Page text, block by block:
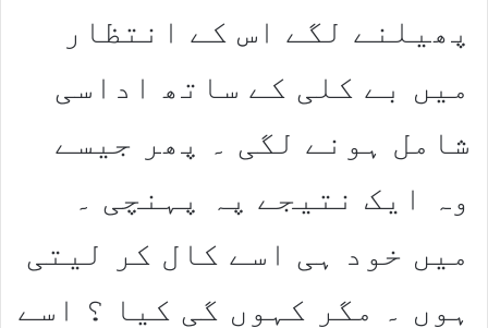
پھیلنے لگے اس کے انتظار
میں بے کلی کے ساتھ اداسی
شامل ہونے لگی ۔ پھر جیسے
وہ ایک نتیجے پہ پہنچی ۔
میں خود ہی اسے کال کر لیتی
ہوں ۔ مگر کہوں گی کیا ؟ اسے